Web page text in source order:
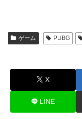
ゲーム PUBG
X
LINE